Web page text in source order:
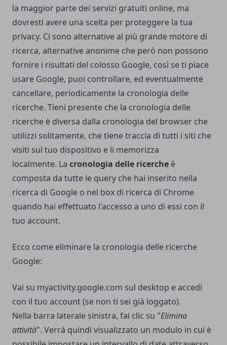
la maggior parte dei servizi gratuiti online, ma
dovresti avere una scelta per proteggere la tua
privacy. Ci sono alternative al più grande motore di
ricerca, alternative anonime che però non possono
fornire i risultati del colosso Google, così se ti piace
usare Google, puoi controllare, ed eventualmente
cancellare, periodicamente la cronologia delle
ricerche. Tieni presente che la cronologia delle
ricerche è diversa dalla cronologia del browser che
utilizzi solitamente, che tiene traccia di tutti i siti che
visiti sul tuo dispositivo e li memorizza
localmente. La cronologia delle ricerche è
composta da tutte le query che hai inserito nella
ricerca di Google o nel box di ricerca di Chrome
quando hai effettuato l'accesso a uno di essi con il
tuo account.
Ecco come eliminare la cronologia delle ricerche
Google:
Vai su myactivity.google.com sul desktop e accedi
con il tuo account (se non ti sei già loggato).
Nella barra laterale sinistra, fai clic su "Elimina
attività". Verrà quindi visualizzato un modulo in cui è